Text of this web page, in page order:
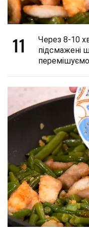
11
Через 8-10
підсмажені